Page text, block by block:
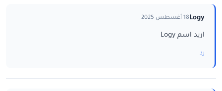
Logy18 أغسطس 2025
اريد اسم Logy
رد